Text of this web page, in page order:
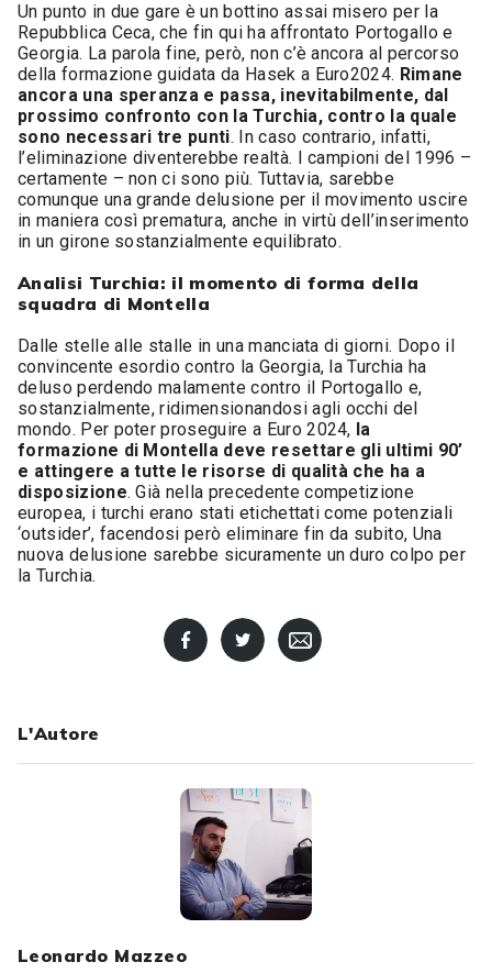
Un punto in due gare è un bottino assai misero per la
Repubblica Ceca, che fin qui ha affrontato Portogallo e
Georgia. La parola fine, però, non c’è ancora al percorso
della formazione guidata da Hasek a Euro2024. Rimane
ancora una speranza e passa, inevitabilmente, dal
prossimo confronto con la Turchia, contro la quale
sono necessari tre punti. In caso contrario, infatti,
l’eliminazione diventerebbe realtà. I campioni del 1996 –
certamente – non ci sono più. Tuttavia, sarebbe
comunque una grande delusione per il movimento uscire
in maniera così prematura, anche in virtù dell’inserimento
in un girone sostanzialmente equilibrato.
Analisi Turchia: il momento di forma della
squadra di Montella
Dalle stelle alle stalle in una manciata di giorni. Dopo il
convincente esordio contro la Georgia, la Turchia ha
deluso perdendo malamente contro il Portogallo e,
sostanzialmente, ridimensionandosi agli occhi del
mondo. Per poter proseguire a Euro 2024, la
formazione di Montella deve resettare gli ultimi 90’
e attingere a tutte le risorse di qualità che ha a
disposizione. Già nella precedente competizione
europea, i turchi erano stati etichettati come potenziali
‘outsider’, facendosi però eliminare fin da subito, Una
nuova delusione sarebbe sicuramente un duro colpo per
la Turchia.
L'Autore
Leonardo Mazzeo